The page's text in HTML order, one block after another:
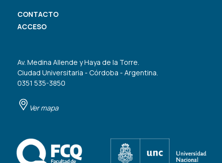
CONTACTO
ACCESO
Av. Medina Allende y Haya de la Torre.
Ciudad Universitaria - Córdoba - Argentina.
0351 535-3850
Ver mapa